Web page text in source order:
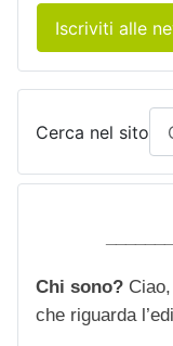
Iscriviti alle
Cerca nel sito
Chi sono?
che riguarda